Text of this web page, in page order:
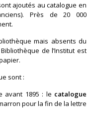
ajoutés au catalogue en
Près de 20 000
mais absents du
de l’Institut est
sont :
avant 1895 : le catalogue
pour la fin de la lettre